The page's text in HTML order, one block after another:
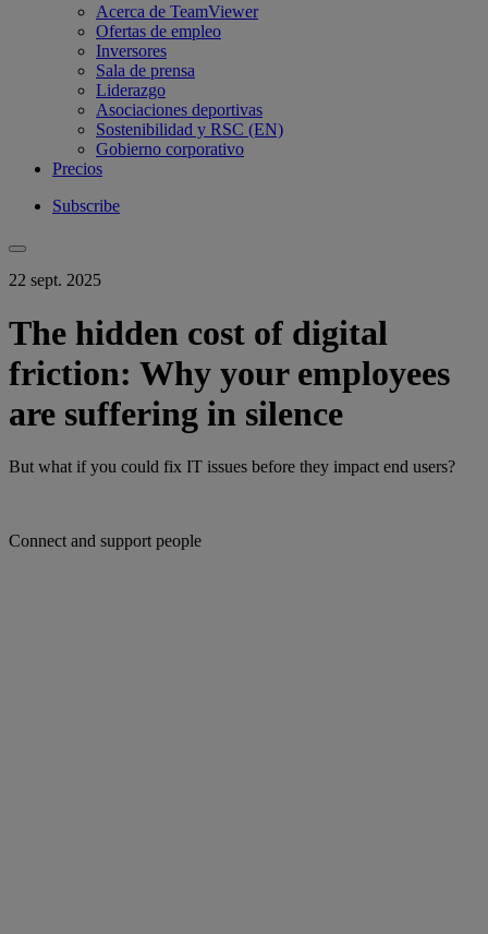
Acerca de TeamViewer
Ofertas de empleo
Inversores
Sala de prensa
Liderazgo
Asociaciones deportivas
Sostenibilidad y RSC (EN)
Gobierno corporativo
Precios
Subscribe
22 sept. 2025
The hidden cost of digital
friction: Why your employees
are suffering in silence
But what if you could fix IT issues before they impact end users?
Connect and support people